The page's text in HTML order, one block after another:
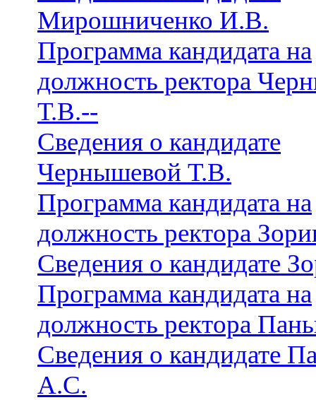
Мирошниченко И.В.
Программа кандидата на
должность ректора
Т.В.--
Сведения о кандидате
Чернышевой Т.В.
Программа кандидата на
должность ректора
Сведения о кандидате
Программа кандидата на
должность ректора
Сведения о кандидате
А.С.